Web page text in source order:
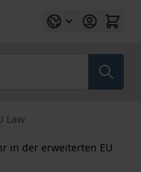
Law
in der erweiterten EU